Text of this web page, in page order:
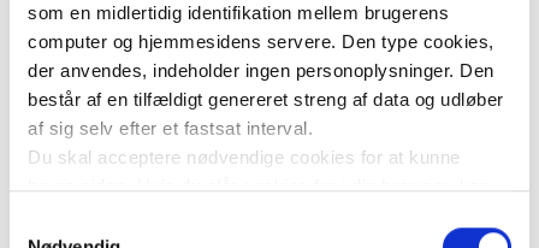
som en midlertidig identifikation mellem brugerens
computer og hjemmesidens servere. Den type cookies,
der anvendes, indeholder ingen personoplysninger. Den
består af en tilfældigt genereret streng af data og udløber
af sig selv efter et fastsat interval.
Du skal acceptere nødvendige cookies for at kunne
bruge siden. Hvis du slår cookies fra i din browser, kan
hovedstiller, acceptere at være medstiller af forslag eller
beslutninger og ændringer i borgernes rettigheder. I
dag sker tegnsprogstolkning uensartet eller slet ikke,
hvilket betyder, at døve borgere ofte modtager
information forsinket eller i mangelfuld form – hvis de
overhovedet modtager den. Døve borgere skal have